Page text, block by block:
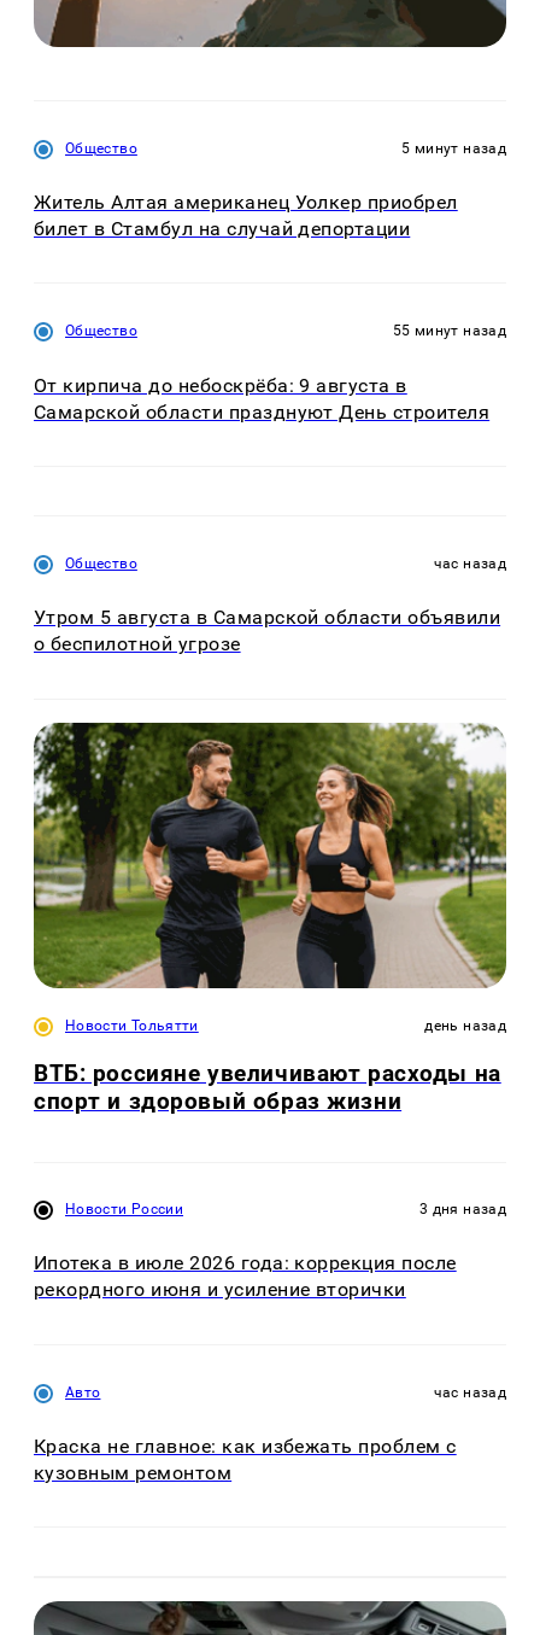
Общество 5 минут назад
Житель Алтая американец Уолкер приобрел
билет в Стамбул на случай депортации
Общество 55 минут назад
От кирпича до небоскрёба: 9 августа в
Самарской области празднуют День строителя
Общество час назад
Утром 5 августа в Самарской области объявили
о беспилотной угрозе
Новости Тольятти день назад
ВТБ: россияне увеличивают расходы на
спорт и здоровый образ жизни
Новости России 3 дня назад
Ипотека в июле 2026 года: коррекция после
рекордного июня и усиление вторички
Авто час назад
Краска не главное: как избежать проблем с
кузовным ремонтом